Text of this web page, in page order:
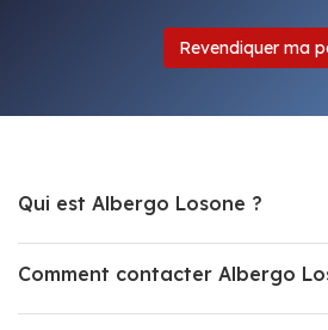
Revendiquer ma
Qui est Albergo Losone ?
Comment contacter Albergo